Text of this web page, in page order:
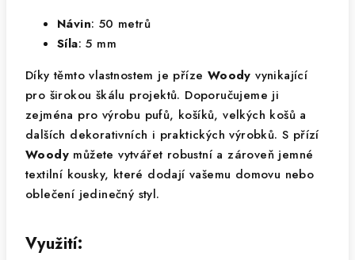
Návin: 50 metrů
Síla: 5 mm
Díky těmto vlastnostem je příze Woody vynikající
pro širokou škálu projektů. Doporučujeme ji
zejména pro výrobu pufů, košíků, velkých košů a
dalších dekorativních i praktických výrobků. S přízí
Woody můžete vytvářet robustní a zároveň jemné
textilní kousky, které dodají vašemu domovu nebo
oblečení jedinečný styl.
Využití: